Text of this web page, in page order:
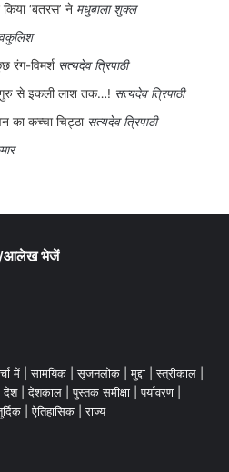
किया ‘बतरस’ ने मधुबाला शुक्ल
रंग-विमर्श सत्यदेव त्रिपाठी
गुरु से इकली लाश तक…! सत्यदेव त्रिपाठी
का कच्चा चिट्ठा सत्यदेव त्रिपाठी
भेजें
में सामयिक सृजनलोक मुद्दा स्त्रीकाल
देश देशकाल पुस्तक समीक्षा पर्यावरण
ऐतिहासिक राज्य